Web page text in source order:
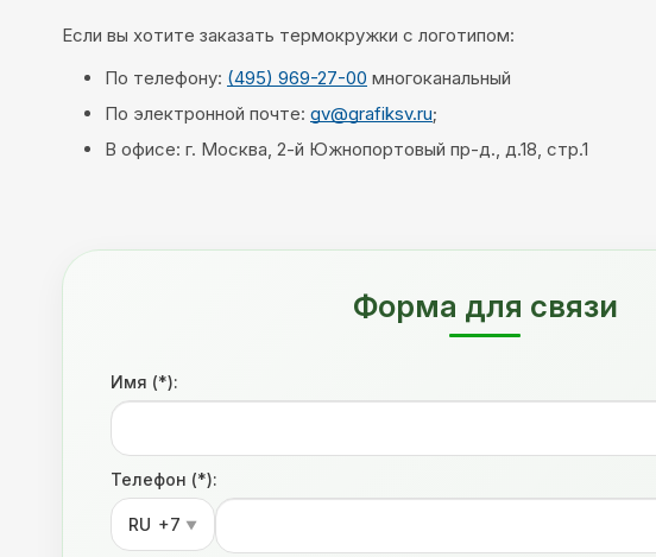
Если вы хотите заказать термокружки с логотипом:
По телефону: (495) 969-27-00 многоканальный
По электронной почте: gv@grafiksv.ru;
В офисе: г. Москва, 2-й Южнопортовый пр-д., д.18, стр.1
Форма для связи
Имя (*):
Телефон (*):
RU +7 ▼